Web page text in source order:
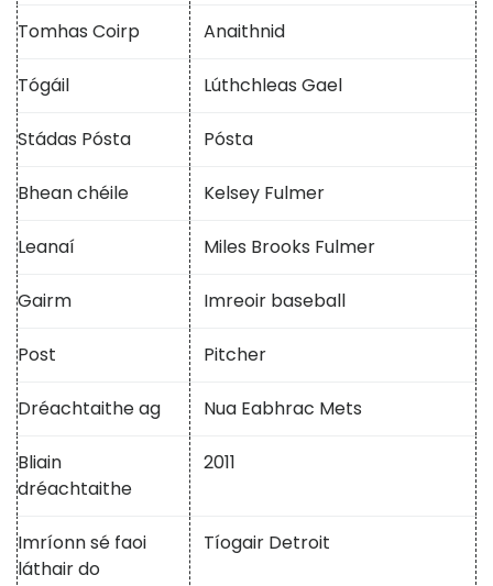
Tomhas Coirp Anaithnid
Tógáil Lúthchleas Gael
Stádas Pósta Pósta
Bhean chéile Kelsey Fulmer
Leanaí Miles Brooks Fulmer
Gairm Imreoir baseball
Post Pitcher
Dréachtaithe ag Nua Eabhrac Mets
Bliain
dréachtaithe
2011
Imríonn sé faoi
láthair do
Tíogair Detroit